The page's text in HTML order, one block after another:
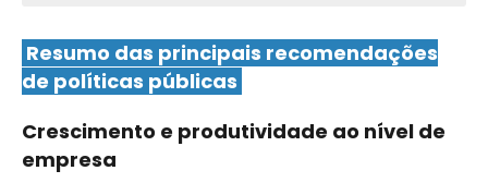
Resumo das principais recomendações
de políticas públicas
Crescimento e produtividade ao nível de
empresa